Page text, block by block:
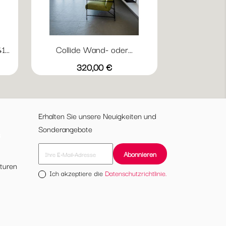
Collide Wand- oder...
Preis
320,00 €
Vorschau
Weiß
Erhalten Sie unsere Neuigkeiten und
Sonderangebote
Ich akzeptiere die Datenschutzrichtlinie.